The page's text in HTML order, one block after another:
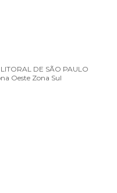
LITORAL DE SÃO PAULO
Oeste Zona Sul